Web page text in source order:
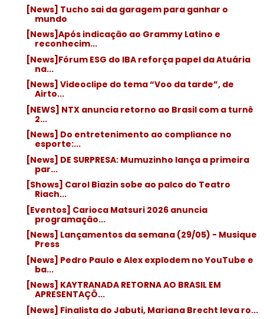
[News] Tucho sai da garagem para ganhar o
mundo
[News]Após indicação ao Grammy Latino e
reconhecim...
[News]Fórum ESG do IBA reforça papel da Atuária
na...
[News] Videoclipe do tema “Voo da tarde”, de
Airto...
[NEWS] NTX anuncia retorno ao Brasil com a turnê
2...
[News] Do entretenimento ao compliance no
esporte:...
[News] DE SURPRESA: Mumuzinho lança a primeira
par...
[Shows] Carol Biazin sobe ao palco do Teatro
Riach...
[Eventos] Carioca Matsuri 2026 anuncia
programação...
[News] Lançamentos da semana (29/05) - Musique
Press
[News] Pedro Paulo e Alex explodem no YouTube e
ba...
[News] KAYTRANADA RETORNA AO BRASIL EM
APRESENTAÇÕ...
[News] Finalista do Jabuti, Mariana Brecht leva ro...